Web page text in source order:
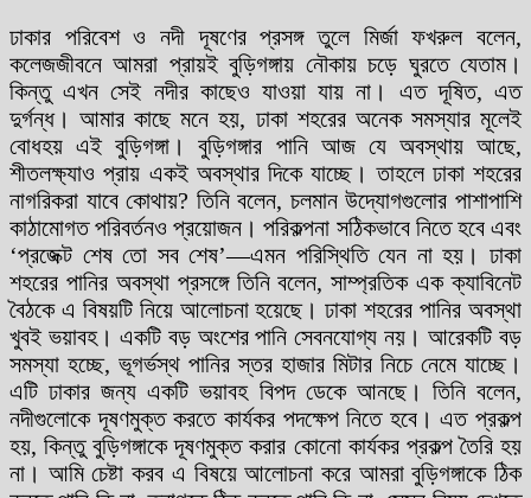
ঢাকার পরিবেশ ও নদী দূষণের প্রসঙ্গ তুলে মির্জা ফখরুল বলেন,
কলেজজীবনে আমরা প্রায়ই বুড়িগঙ্গায় নৌকায় চড়ে ঘুরতে যেতাম।
কিন্তু এখন সেই নদীর কাছেও যাওয়া যায় না। এত দূষিত, এত
দুর্গন্ধ। আমার কাছে মনে হয়, ঢাকা শহরের অনেক সমস্যার মূলেই
বোধহয় এই বুড়িগঙ্গা। বুড়িগঙ্গার পানি আজ যে অবস্থায় আছে,
শীতলক্ষ্যাও প্রায় একই অবস্থার দিকে যাচ্ছে। তাহলে ঢাকা শহরের
নাগরিকরা যাবে কোথায়? তিনি বলেন, চলমান উদ্যোগগুলোর পাশাপাশি
কাঠামোগত পরিবর্তনও প্রয়োজন। পরিকল্পনা সঠিকভাবে নিতে হবে এবং
‘প্রজেক্ট শেষ তো সব শেষ’—এমন পরিস্থিতি যেন না হয়। ঢাকা
শহরের পানির অবস্থা প্রসঙ্গে তিনি বলেন, সাম্প্রতিক এক ক্যাবিনেট
বৈঠকে এ বিষয়টি নিয়ে আলোচনা হয়েছে। ঢাকা শহরের পানির অবস্থা
খুবই ভয়াবহ। একটি বড় অংশের পানি সেবনযোগ্য নয়। আরেকটি বড়
সমস্যা হচ্ছে, ভূগর্ভস্থ পানির স্তর হাজার মিটার নিচে নেমে যাচ্ছে।
এটি ঢাকার জন্য একটি ভয়াবহ বিপদ ডেকে আনছে। তিনি বলেন,
নদীগুলোকে দূষণমুক্ত করতে কার্যকর পদক্ষেপ নিতে হবে। এত প্রকল্প
হয়, কিন্তু বুড়িগঙ্গাকে দূষণমুক্ত করার কোনো কার্যকর প্রকল্প তৈরি হয়
না। আমি চেষ্টা করব এ বিষয়ে আলোচনা করে আমরা বুড়িগঙ্গাকে ঠিক